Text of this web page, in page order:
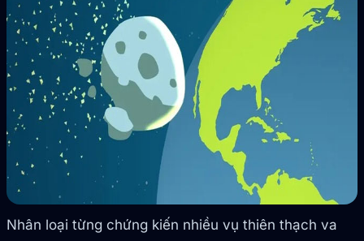
Nhân loại từng chứng kiến nhiều vụ thiên thạch va